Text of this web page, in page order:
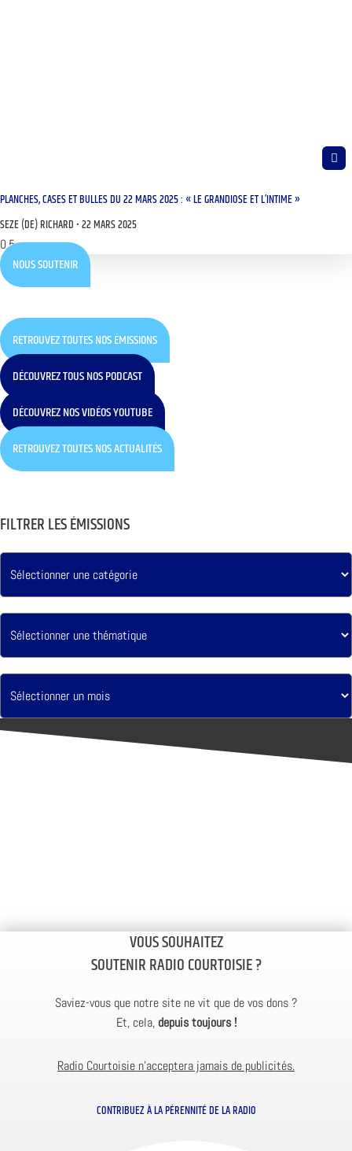
PLANCHES, CASES ET BULLES DU 22 MARS 2025 : « LE GRANDIOSE ET L’INTIME »
SEZE (DE) RICHARD 22 MARS 2025
NOUS SOUTENIR
RETROUVEZ TOUTES NOS ÉMISSIONS
DÉCOUVREZ TOUS NOS PODCAST
DÉCOUVREZ NOS VIDÉOS YOUTUBE
RETROUVEZ TOUTES NOS ACTUALITÉS
FILTRER LES ÉMISSIONS
VOUS SOUHAITEZ
SOUTENIR RADIO COURTOISIE ?
Saviez-vous que notre site ne vit que de vos dons ?
Et, cela, depuis toujours !
Radio Courtoisie n’acceptera jamais de publicités.
CONTRIBUEZ À LA PÉRENNITÉ DE LA RADIO